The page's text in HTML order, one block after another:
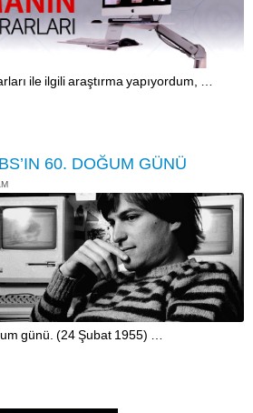
ile ilgili araştırma yapıyordum, …
60. DOĞUM GÜNÜ
günü. (24 Şubat 1955) …